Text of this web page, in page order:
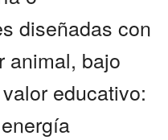
diseñadas con
animal, bajo
educativo: